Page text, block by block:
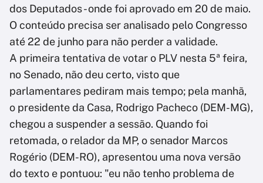
dos Deputados - onde foi aprovado em 20 de maio.
O conteúdo precisa ser analisado pelo Congresso
até 22 de junho para não perder a validade.
A primeira tentativa de votar o PLV nesta 5ª feira,
no Senado, não deu certo, visto que
parlamentares pediram mais tempo; pela manhã,
o presidente da Casa, Rodrigo Pacheco (DEM-MG),
chegou a suspender a sessão. Quando foi
retomada, o relador da MP, o senador Marcos
Rogério (DEM-RO), apresentou uma nova versão
do texto e pontuou: "eu não tenho problema de